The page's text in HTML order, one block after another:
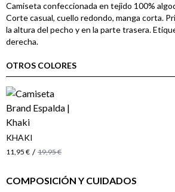
Camiseta confeccionada en tejido 100%
Corte casual, cuello redondo, manga corta.
la altura del pecho y en la parte trasera.
derecha.
OTROS COLORES
KHAKI
11,95 € / 19,95 €
COMPOSICIÓN Y CUIDADOS